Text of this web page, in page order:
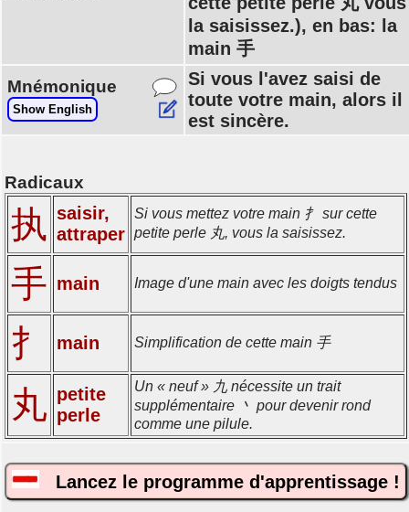
la saisissez.), en bas: la
main 手
Mnémonique
Show English
Si vous l'avez saisi de
toute votre main, alors il
est sincère.
Radicaux
执
saisir,
attraper
Si vous mettez votre main 扌 sur cette
petite perle 丸, vous la saisissez.
手 main Image d'une main avec les doigts tendus
扌 main Simplification de cette main 手
丸 petite
perle
Un « neuf » 九 nécessite un trait
supplémentaire 丶 pour devenir rond
comme une pilule.
Lancez le programme d'apprentissage !